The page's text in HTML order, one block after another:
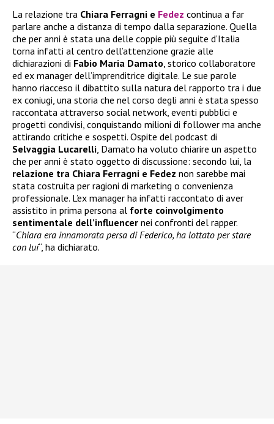
La relazione tra Chiara Ferragni e Fedez continua a far
parlare anche a distanza di tempo dalla separazione. Quella
che per anni è stata una delle coppie più seguite d’Italia
torna infatti al centro dell’attenzione grazie alle
dichiarazioni di Fabio Maria Damato, storico collaboratore
ed ex manager dell’imprenditrice digitale. Le sue parole
hanno riacceso il dibattito sulla natura del rapporto tra i due
ex coniugi, una storia che nel corso degli anni è stata spesso
raccontata attraverso social network, eventi pubblici e
progetti condivisi, conquistando milioni di follower ma anche
attirando critiche e sospetti. Ospite del podcast di
Selvaggia Lucarelli, Damato ha voluto chiarire un aspetto
che per anni è stato oggetto di discussione: secondo lui, la
relazione tra Chiara Ferragni e Fedez non sarebbe mai
stata costruita per ragioni di marketing o convenienza
professionale. L’ex manager ha infatti raccontato di aver
assistito in prima persona al forte coinvolgimento
sentimentale dell’influencer nei confronti del rapper.
“Chiara era innamorata persa di Federico, ha lottato per stare
con lui“, ha dichiarato.